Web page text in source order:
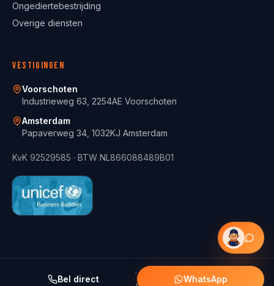
Ongediertebestrijding
Overige diensten
Vestigingen
Voorschoten
Industrieweg 63, 2254AE Voorschoten
Amsterdam
Papaverweg 34, 1032KJ Amsterdam
KvK 92529585 · BTW NL866088489B01
© 2021 -2026ServiceFix BV. Alle rechten voorbehouden.
Bel direct WhatsApp